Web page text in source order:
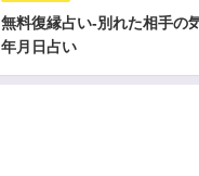
無料復縁占い-別れた相手の
年月日占い